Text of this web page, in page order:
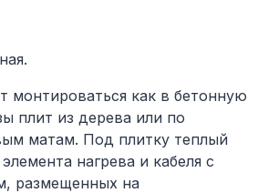
монтироваться как в бетонную
плит из дерева или по
матам. Под плитку теплый
нагрева и кабеля с
размещенных на